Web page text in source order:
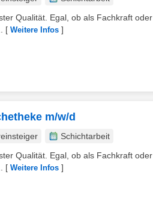
Qualität. Egal, ob als Fachkraft oder
[ Weitere Infos ]
m/w/d
Schichtarbeit
Qualität. Egal, ob als Fachkraft oder
[ Weitere Infos ]